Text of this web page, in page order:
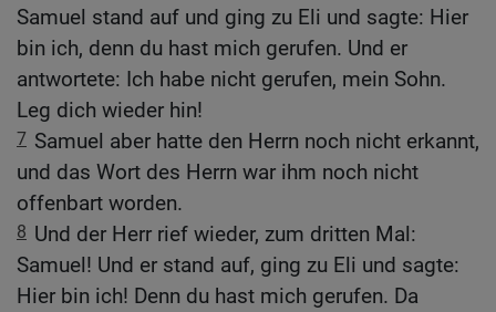
Samuel stand auf und ging zu Eli und sagte: Hier
bin ich, denn du hast mich gerufen. Und er
antwortete: Ich habe nicht gerufen, mein Sohn.
Leg dich wieder hin!
7 Samuel aber hatte den Herrn noch nicht erkannt,
und das Wort des Herrn war ihm noch nicht
offenbart worden.
8 Und der Herr rief wieder, zum dritten Mal:
Samuel! Und er stand auf, ging zu Eli und sagte:
Hier bin ich! Denn du hast mich gerufen. Da